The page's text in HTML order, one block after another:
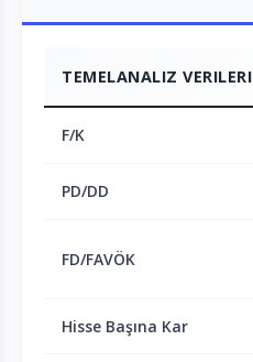
TEMELANALIZ VERILERI
F/K
PD/DD
FD/FAVÖK
Hisse Başına Kar